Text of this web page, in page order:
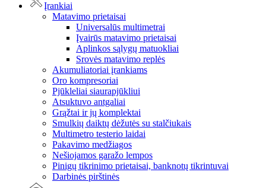
Įrankiai
Matavimo prietaisai
Universalūs multimetrai
Įvairūs matavimo prietaisai
Aplinkos sąlygų matuokliai
Srovės matavimo replės
Akumuliatoriai įrankiams
Oro kompresoriai
Pjūkleliai siaurapjūkliui
Atsuktuvo antgaliai
Grąžtai ir jų komplektai
Smulkių daiktų dėžutės su stalčiukais
Multimetro testerio laidai
Pakavimo medžiagos
Nešiojamos garažo lempos
Pinigų tikrinimo prietaisai, banknotų tikrintuvai
Darbinės pirštinės